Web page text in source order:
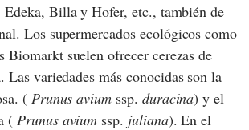
Edeka, BillayHofer, etc., también de
Los supermercados ecológicos como
Biomarktsuelen ofrecer cerezas de
Las variedades más conocidas son la
( Prunus avium ssp. duracina) y el
( Prunus avium ssp. juliana). En el